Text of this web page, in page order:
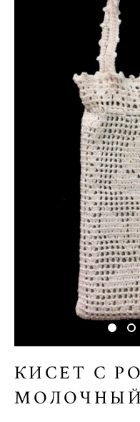
КИСЕТ С
МОЛОЧНЫЙ